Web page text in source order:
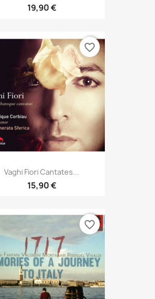
19,90 €
Vaghi Fiori Cantates...
15,90 €
favorite_border
favorite_border